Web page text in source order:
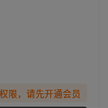
限，请先开通会员